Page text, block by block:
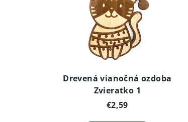
Drevená vianočná ozdoba
Zvieratko 1
€2,59